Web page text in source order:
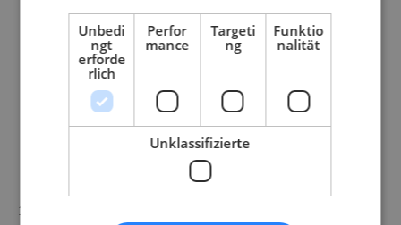
Wirkstoff in das Training aufgenommen wird,
jedoch nicht auf die inhaltliche Gestaltung.
Wir sehen die Produzenten des Produktes als
die Experten ihres Produktes. Daher
konsultieren wir die Industriepartner und
bitten um ein Feedback vor allem mit dem
Fokus sicherheitsrelevanter Faktoren.
Unbedi
ngt
erforde
rlich
Perfor
mance
Targeti
ng
Funktio
nalität
Unklassifizierte